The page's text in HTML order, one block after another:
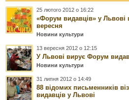
25 лютого 2012 о 16:22
«Форум видавців» у Львові
вересня
Новини культури
13 вересня 2012 о 12:15
У Львові вирує Форум
Новини культури
31 липня 2012 о 14:49
88 відомих письменників
видавців у Львові